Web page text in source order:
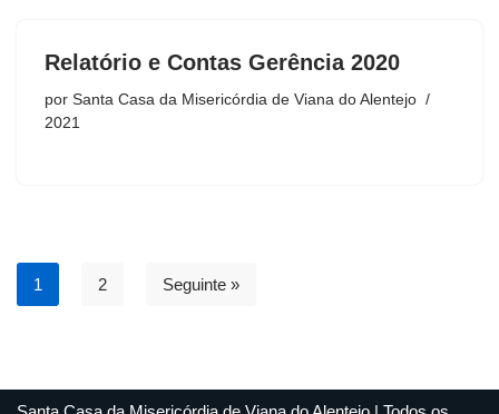
Relatório e Contas Gerência 2020
por Santa Casa da Misericórdia de Viana do Alentejo
2021
1 2 Seguinte »